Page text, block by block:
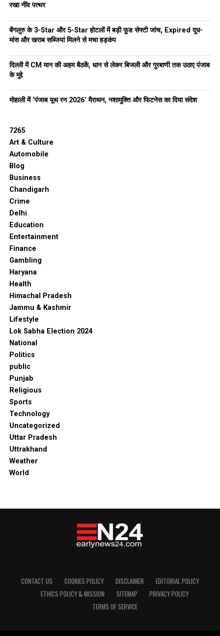
रखा नींव पत्थर
बेंगलुरु के 3-Star और 5-Star होटलों में बड़ी फूड सेफ्टी जांच, Expired दूध-
मांस और खराब सब्जियां मिलने से मचा हड़कंप
दिल्ली में CM मान की अहम बैठकें, धान से लेकर बिजली और गुरबाणी तक उठाए पंजाब
के मुद्दे
मोहाली में ‘पंजाब यूथ रन 2026’ मैराथन, नशामुक्ति और फिटनेस का दिया संदेश
7265
Art & Culture
Automobile
Blog
Business
Chandigarh
Crime
Delhi
Education
Entertainment
Finance
Gambling
Haryana
Health
Himachal Pradesh
Jammu & Kashmir
Lifestyle
Lok Sabha Election 2024
National
Politics
public
Punjab
Religious
Sports
Technology
Uncategorized
Uttar Pradesh
Uttrakhand
Weather
World
CONTACT US COOKIES POLICY DISCLAIMER
EDITORIAL POLICY
ETHICS POLICY & MISSION
SITEMAP
PRIVACY POLICY
TERMS OF SERVICE